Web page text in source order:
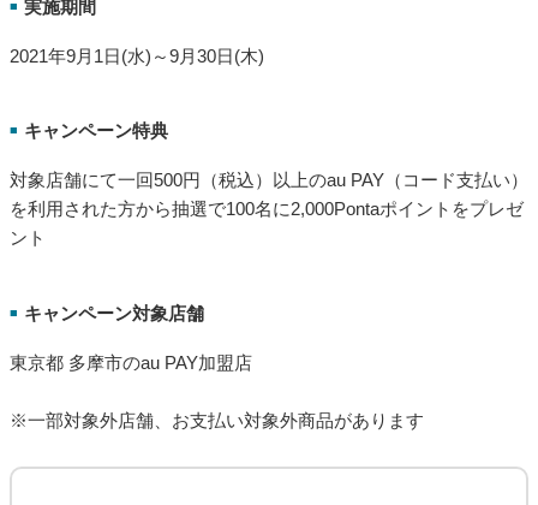
■ 実施期間
2021年9月1日(水)～9月30日(木)
■ キャンペーン特典
対象店舗にて一回500円（税込）以上のau PAY（コード支払い）
を利用された方から抽選で100名に2,000Pontaポイントをプレゼ
ント
■ キャンペーン対象店舗
東京都 多摩市のau PAY加盟店
※一部対象外店舗、お支払い対象外商品があります